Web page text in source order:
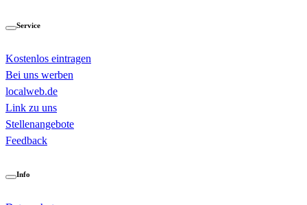
Service
Kostenlos eintragen
Bei uns werben
localweb.de
Link zu uns
Stellenangebote
Feedback
Info